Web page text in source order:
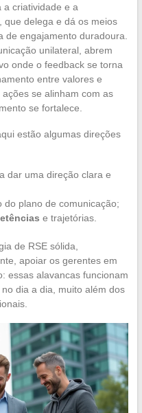
a criatividade e a
que delega e dá os meios
de engajamento duradoura.
unilateral, abrem
onde o feedback se torna
entre valores e
se alinham com as
se fortalece.
estão algumas direções
dar uma direção clara e
do plano de comunicação;
e trajetórias.
de RSE sólida,
apoiar os gerentes em
essas alavancas funcionam
dia a dia, muito além dos